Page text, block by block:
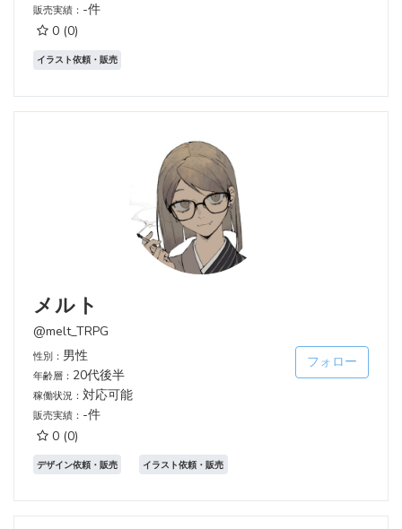
販売実績： -件
0 (0)
イラスト依頼・販売
メルト
@melt_TRPG
性別： 男性
年齢層： 20代後半
稼働状況： 対応可能
販売実績： -件
0 (0)
フォロー
デザイン依頼・販売 イラスト依頼・販売